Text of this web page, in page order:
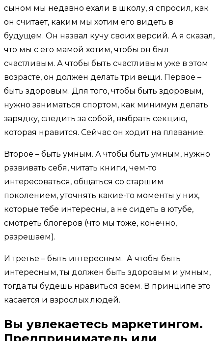
сыном мы недавно ехали в школу, я спросил, как
он считает, каким мы хотим его видеть в
будущем. Он назвал кучу своих версий. А я сказал,
что мы с его мамой хотим, чтобы он был
счастливым. А чтобы быть счастливым уже в этом
возрасте, он должен делать три вещи. Первое –
быть здоровым. Для того, чтобы быть здоровым,
нужно заниматься спортом, как минимум делать
зарядку, следить за собой, выбрать секцию,
которая нравится. Сейчас он ходит на плавание.
Второе – быть умным. А чтобы быть умным, нужно
развивать себя, читать книги, чем-то
интересоваться, общаться со старшим
поколением, уточнять какие-то моменты у них,
которые тебе интересны, а не сидеть в ютубе,
смотреть блогеров (что мы тоже, конечно,
разрешаем).
И третье – быть интересным. А чтобы быть
интересным, ты должен быть здоровым и умным,
тогда ты будешь нравиться всем. В принципе это
касается и взрослых людей.
Вы увлекаетесь маркетингом.